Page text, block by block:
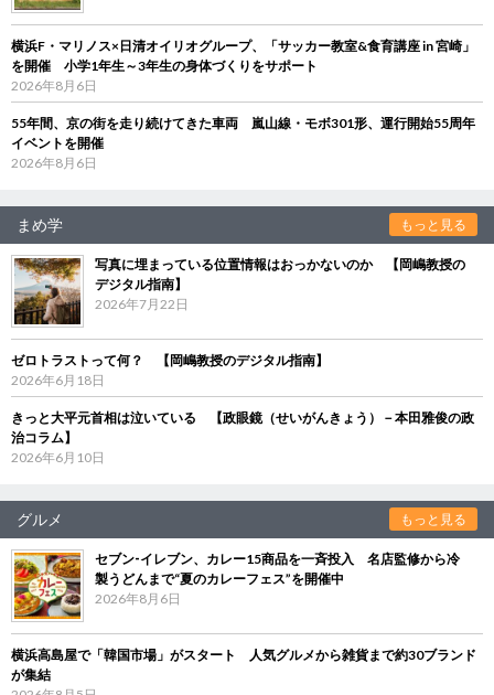
横浜F・マリノス×日清オイリオグループ、「サッカー教室&食育講座 in 宮崎」
を開催 小学1年生～3年生の身体づくりをサポート
2026年8月6日
55年間、京の街を走り続けてきた車両 嵐山線・モボ301形、運行開始55周年
イベントを開催
2026年8月6日
まめ学 もっと見る
写真に埋まっている位置情報はおっかないのか 【岡嶋教授の
デジタル指南】
2026年7月22日
ゼロトラストって何？ 【岡嶋教授のデジタル指南】
2026年6月18日
きっと大平元首相は泣いている 【政眼鏡（せいがんきょう）－本田雅俊の政
治コラム】
2026年6月10日
グルメ もっと見る
セブン‐イレブン、カレー15商品を一斉投入 名店監修から冷
製うどんまで“夏のカレーフェス”を開催中
2026年8月6日
横浜高島屋で「韓国市場」がスタート 人気グルメから雑貨まで約30ブランド
が集結